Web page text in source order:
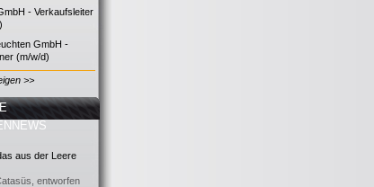
- Verkaufsleiter
GmbH -
(m/w/d)
>>
aus der Leere
entworfen